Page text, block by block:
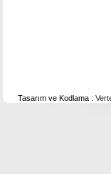
Tasarım ve Kodlama :